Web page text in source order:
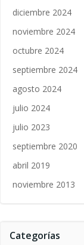
diciembre 2024
noviembre 2024
octubre 2024
septiembre 2024
agosto 2024
julio 2024
julio 2023
septiembre 2020
abril 2019
noviembre 2013
Categorías